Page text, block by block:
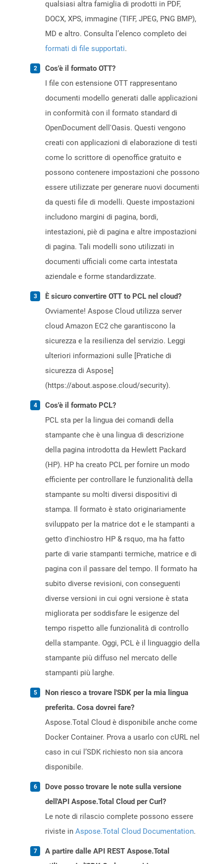
qualsiasi altra famiglia di prodotti in PDF,
DOCX, XPS, immagine (TIFF, JPEG, PNG BMP),
MD e altro. Consulta l’elenco completo dei
formati di file supportati.
Cos'è il formato OTT?
I file con estensione OTT rappresentano
documenti modello generati dalle applicazioni
in conformità con il formato standard di
OpenDocument dell'Oasis. Questi vengono
creati con applicazioni di elaborazione di testi
come lo scrittore di openoffice gratuito e
possono contenere impostazioni che possono
essere utilizzate per generare nuovi documenti
da questi file di modelli. Queste impostazioni
includono margini di pagina, bordi,
intestazioni, piè di pagina e altre impostazioni
di pagina. Tali modelli sono utilizzati in
documenti ufficiali come carta intestata
aziendale e forme standardizzate.
È sicuro convertire OTT to PCL nel cloud?
Ovviamente! Aspose Cloud utilizza server
cloud Amazon EC2 che garantiscono la
sicurezza e la resilienza del servizio. Leggi
ulteriori informazioni sulle [Pratiche di
sicurezza di Aspose]
(https://about.aspose.cloud/security).
Cos'è il formato PCL?
PCL sta per la lingua dei comandi della
stampante che è una lingua di descrizione
della pagina introdotta da Hewlett Packard
(HP). HP ha creato PCL per fornire un modo
efficiente per controllare le funzionalità della
stampante su molti diversi dispositivi di
stampa. Il formato è stato originariamente
sviluppato per la matrice dot e le stampanti a
getto d'inchiostro HP & rsquo, ma ha fatto
parte di varie stampanti termiche, matrice e di
pagina con il passare del tempo. Il formato ha
subito diverse revisioni, con conseguenti
diverse versioni in cui ogni versione è stata
migliorata per soddisfare le esigenze del
tempo rispetto alle funzionalità di controllo
della stampante. Oggi, PCL è il linguaggio della
stampante più diffuso nel mercato delle
stampanti più larghe.
Non riesco a trovare l'SDK per la mia lingua
preferita. Cosa dovrei fare?
Aspose.Total Cloud è disponibile anche come
Docker Container. Prova a usarlo con cURL nel
caso in cui l’SDK richiesto non sia ancora
disponibile.
Dove posso trovare le note sulla versione
dell'API Aspose.Total Cloud per Curl?
Le note di rilascio complete possono essere
riviste in Aspose.Total Cloud Documentation.
A partire dalle API REST Aspose.Total